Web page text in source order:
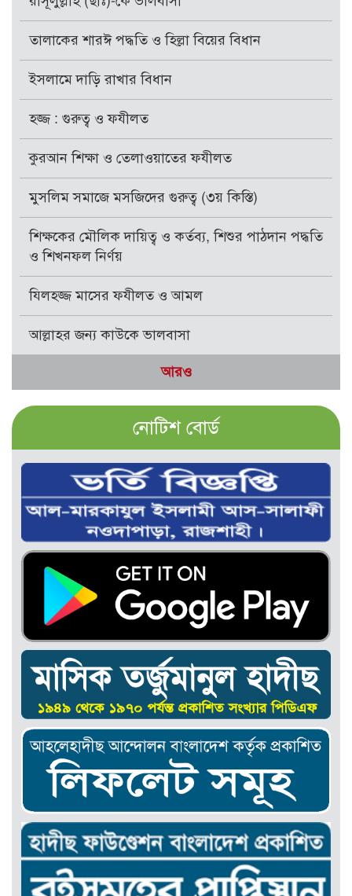
তালাকের শারঈ পদ্ধতি ও হিল্লা বিয়ের বিধান
ইসলামে দাড়ি রাখার বিধান
হজ্জ : গুরুত্ব ও ফযীলত
কুরআন শিক্ষা ও তেলাওয়াতের ফযীলত
মুসলিম সমাজে মসজিদের গুরুত্ব (৩য় কিস্তি)
শিক্ষকের মৌলিক দায়িত্ব ও কর্তব্য, শিশুর পাঠদান পদ্ধতি
ও শিখনফল নির্ণয়
যিলহজ্জ মাসের ফযীলত ও আমল
আল্লাহর জন্য কাউকে ভালবাসা
আরও
নোটিশ বোর্ড